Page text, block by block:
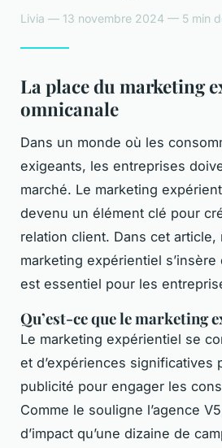
Livia — 13 novembre 2024 — 5 min
La place du marketing
omnicanale
Dans un monde où les
exigeants, les entreprises
marché. Le marketing
devenu un élément clé pour
relation client. Dans cet
marketing expérientiel
est essentiel pour les
Qu’est-ce que le marketing
Le marketing expérientiel se
et d’expériences significatives
publicité pour engager les
Comme le souligne l’agence
d’impact qu’une dizaine de